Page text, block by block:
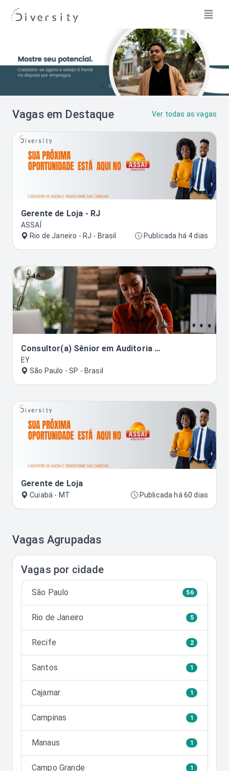
Vagas em Destaque Ver todas as vagas
Gerente de Loja - RJ
ASSAÍ
Rio de Janeiro - RJ - Brasil
Publicada há 4 dias
Consultor(a) Sênior em Auditoria Interna - São Paulo (Vaga afirmativa para Pessoas Pretas e Pardas)
EY
São Paulo - SP - Brasil
Gerente de Loja
Cuiabá - MT Publicada há 60 dias
Vagas Agrupadas
Vagas por cidade
São Paulo 56
Rio de Janeiro 5
Recife 2
Santos 1
Cajamar 1
Campinas 1
Manaus 1
Campo Grande 1